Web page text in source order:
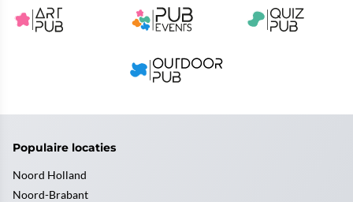
Populaire locaties
Noord Holland
Noord-Brabant